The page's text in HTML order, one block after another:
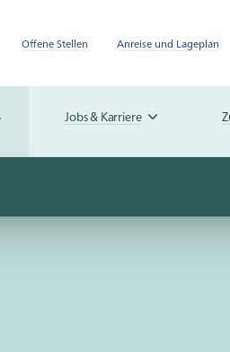
Offene Stellen Anreise und Lageplan
Jobs & Karriere